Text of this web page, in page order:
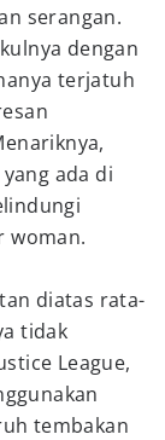
serangan.
dengan
terjatuh
ada di
woman.
diatas rata-
tidak
League,
tembakan